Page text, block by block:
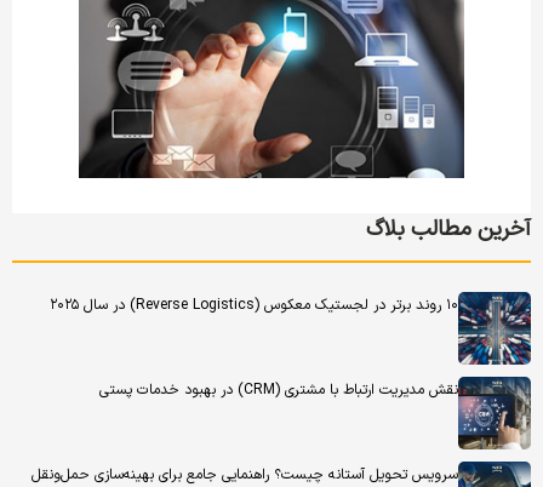
آخرین مطالب بلاگ
۱۰ روند برتر در لجستیک معکوس (Reverse Logistics) در سال ۲۰۲۵
نقش مدیریت ارتباط با مشتری (CRM) در بهبود خدمات پستی
سرویس تحویل آستانه چیست؟ راهنمایی جامع برای بهینه‌سازی حمل‌ونقل